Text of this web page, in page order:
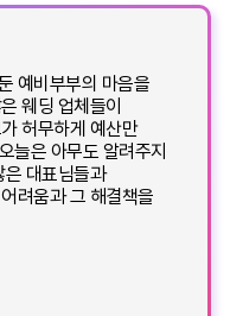
예비부부의 마음을
웨딩 업체들이
허무하게 예산만
늘은 아무도 알려주지
대표님들과
려움과 그 해결책을